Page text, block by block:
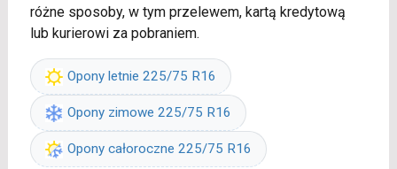
różne sposoby, w tym przelewem, kartą kredytową
lub kurierowi za pobraniem.
Opony letnie 225/75 R16
Opony zimowe 225/75 R16
Opony całoroczne 225/75 R16